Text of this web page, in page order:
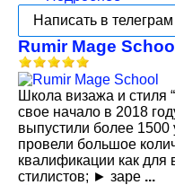
Написать в телеграм
Rumir Mage School
Школа визажа и стиля
свое начало в 2018
выпустили более 1500
провели большое
квалификации как для
стилистов; ► заре ...